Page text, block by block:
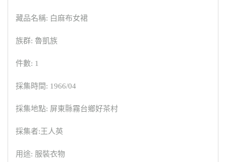
藏品名稱: 白麻布女裙
族群: 魯凱族
件數: 1
採集時間: 1966/04
採集地點: 屏東縣霧台鄉好茶村
採集者:王人英
用途: 服裝衣物